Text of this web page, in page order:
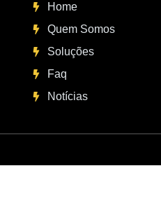
Home
Quem Somos
Soluções
Faq
Notícias